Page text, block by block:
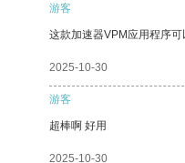
游客
这款加速器VPM应用程序
2025-10-30
游客
超棒啊 好用
2025-10-30